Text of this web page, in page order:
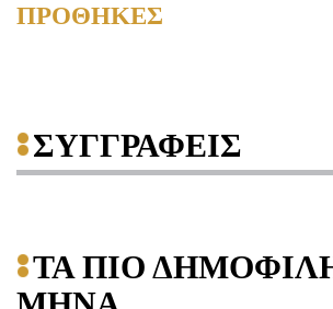
ΠΡΟΘΗΚΕΣ
ΣΥΓΓΡΑΦΕΙΣ
ΤΑ ΠΙΟ